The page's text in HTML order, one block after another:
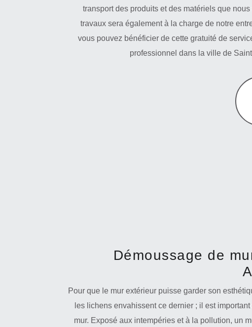
transport des produits et des matériels que
travaux sera également à la charge de notre
vous pouvez bénéficier de cette gratuité de
professionnel dans la ville de
Démoussage de
Pour que le mur extérieur puisse garder son
les lichens envahissent ce dernier ; il est
mur. Exposé aux intempéries et à la pollution, un